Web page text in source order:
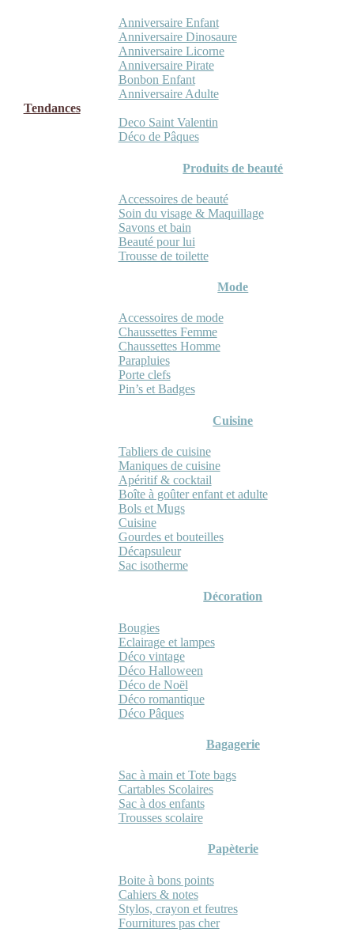
Anniversaire Enfant
Anniversaire Dinosaure
Anniversaire Licorne
Anniversaire Pirate
Bonbon Enfant
Anniversaire Adulte
Tendances
Deco Saint Valentin
Déco de Pâques
Produits de beauté
Accessoires de beauté
Soin du visage & Maquillage
Savons et bain
Beauté pour lui
Trousse de toilette
Mode
Accessoires de mode
Chaussettes Femme
Chaussettes Homme
Parapluies
Porte clefs
Pin’s et Badges
Cuisine
Tabliers de cuisine
Maniques de cuisine
Apéritif & cocktail
Boîte à goûter enfant et adulte
Bols et Mugs
Cuisine
Gourdes et bouteilles
Décapsuleur
Sac isotherme
Décoration
Bougies
Eclairage et lampes
Déco vintage
Déco Halloween
Déco de Noël
Déco romantique
Déco Pâques
Bagagerie
Sac à main et Tote bags
Cartables Scolaires
Sac à dos enfants
Trousses scolaire
Papèterie
Boite à bons points
Cahiers & notes
Stylos, crayon et feutres
Fournitures pas cher